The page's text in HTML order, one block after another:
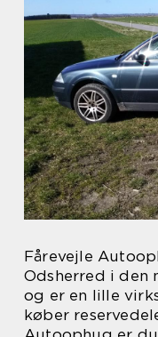
Fårevejle
Odsherred i den
og er en lille
køber